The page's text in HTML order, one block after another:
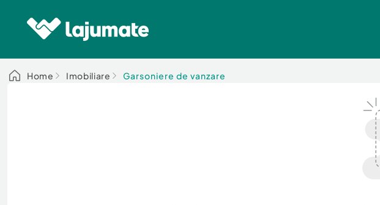
Home Imobiliare Garsoniere de vanzare